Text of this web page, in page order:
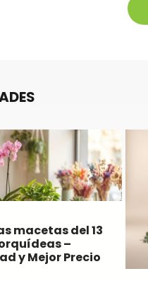
macetas del 13
–
y Mejor Precio